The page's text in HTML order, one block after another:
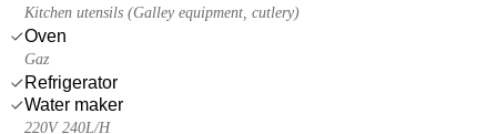
Kitchen utensils (Galley equipment, cutlery)
Oven
Gaz
Refrigerator
Water maker
220V 240L/H